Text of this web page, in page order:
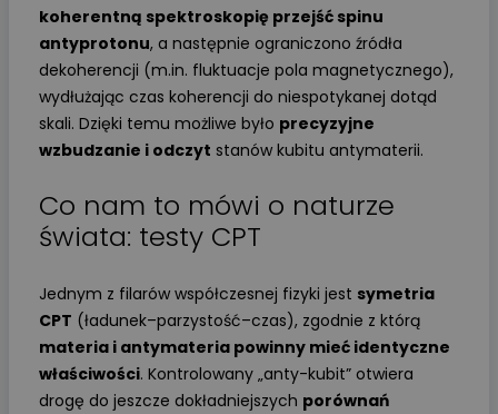
koherentną spektroskopię przejść spinu
antyprotonu, a następnie ograniczono źródła
dekoherencji (m.in. fluktuacje pola magnetycznego),
wydłużając czas koherencji do niespotykanej dotąd
skali. Dzięki temu możliwe było precyzyjne
wzbudzanie i odczyt stanów kubitu antymaterii.
Co nam to mówi o naturze
świata: testy CPT
Jednym z filarów współczesnej fizyki jest symetria
CPT (ładunek–parzystość–czas), zgodnie z którą
materia i antymateria powinny mieć identyczne
właściwości. Kontrolowany „anty-kubit” otwiera
drogę do jeszcze dokładniejszych porównań